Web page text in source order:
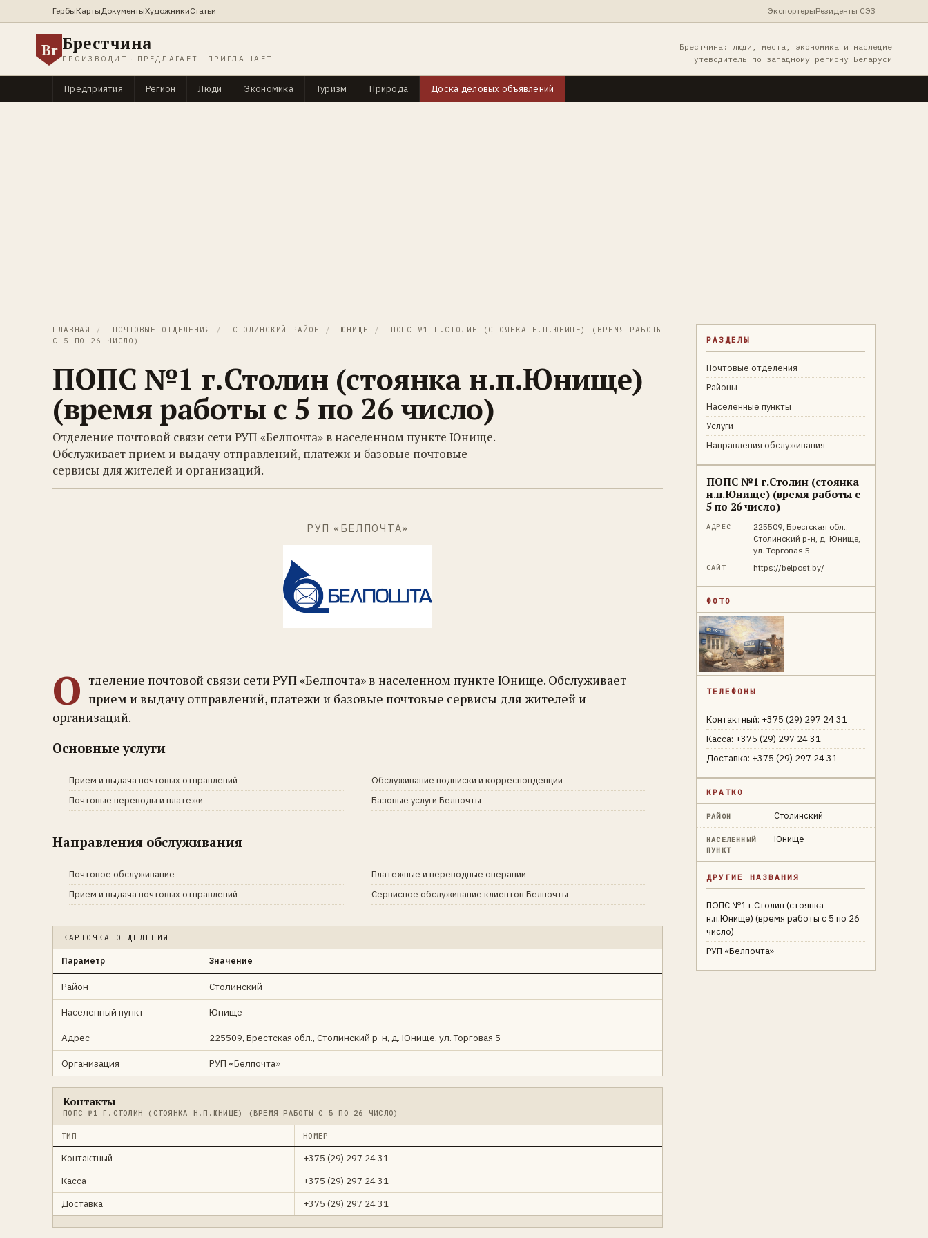
ГербыКартыДокументыХудожникиСтатьи ЭкспортерыРезиденты СЭЗ
Br Брестчина
ПРОИЗВОДИТ · ПРЕДЛАГАЕТ · ПРИГЛАШАЕТ
Брестчина: люди, места, экономика и наследие
Путеводитель по западному региону Беларуси
Предприятия Регион Люди Экономика Туризм Природа Доска деловых объявлений
ГЛАВНАЯ / ПОЧТОВЫЕ ОТДЕЛЕНИЯ / СТОЛИНСКИЙ РАЙОН / ЮНИЩЕ /
ПОПС №1 Г.СТОЛИН (СТОЯНКА Н.П.ЮНИЩЕ) (ВРЕМЯ РАБОТЫ
С 5 ПО 26 ЧИСЛО)
ПОПС №1 г.Столин (стоянка н.п.Юнище)
(время работы с 5 по 26 число)
Отделение почтовой связи сети РУП «Белпочта» в населенном пункте Юнище.
Обслуживает прием и выдачу отправлений, платежи и базовые почтовые
сервисы для жителей и организаций.
РУП «БЕЛПОЧТА»
О тделение почтовой связи сети РУП «Белпочта» в населенном пункте Юнище. Обслуживает
прием и выдачу отправлений, платежи и базовые почтовые сервисы для жителей и
организаций.
Основные услуги
Прием и выдача почтовых отправлений
Почтовые переводы и платежи
Обслуживание подписки и корреспонденции
Базовые услуги Белпочты
Направления обслуживания
Почтовое обслуживание
Прием и выдача почтовых отправлений
Платежные и переводные операции
Сервисное обслуживание клиентов Белпочты
КАРТОЧКА ОТДЕЛЕНИЯ
Параметр Значение
Район Столинский
Населенный пункт Юнище
Адрес 225509, Брестская обл., Столинский р-н, д. Юнище, ул. Торговая 5
Организация РУП «Белпочта»
Контакты
ПОПС №1 Г.СТОЛИН (СТОЯНКА Н.П.ЮНИЩЕ) (ВРЕМЯ РАБОТЫ С 5 ПО 26 ЧИСЛО)
ТИП НОМЕР
Контактный
+375 (29) 297 24 31
Касса
+375 (29) 297 24 31
Доставка
+375 (29) 297 24 31
РАЗДЕЛЫ
Почтовые отделения
Районы
Населенные пункты
Услуги
Направления обслуживания
ПОПС №1 г.Столин (стоянка
н.п.Юнище) (время работы с
5 по 26 число)
АДРЕС
225509, Брестская обл.,
Столинский р-н, д. Юнище,
ул. Торговая 5
САЙТ https://belpost.by/
ФОТО
ТЕЛЕФОНЫ
Контактный: +375 (29) 297 24 31
Касса: +375 (29) 297 24 31
Доставка: +375 (29) 297 24 31
КРАТКО
РАЙОН Столинский
НАСЕЛЕННЫЙ
ПУНКТ
Юнище
ДРУГИЕ НАЗВАНИЯ
ПОПС №1 г.Столин (стоянка
н.п.Юнище) (время работы с 5 по 26
число)
РУП «Белпочта»